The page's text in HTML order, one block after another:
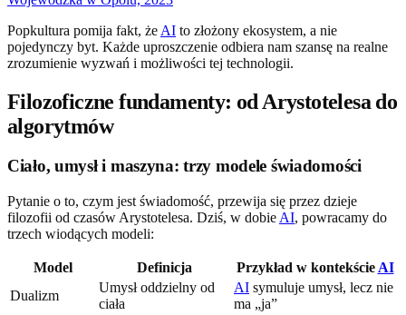
Popkultura pomija fakt, że AI to złożony ekosystem, a nie
pojedynczy byt. Każde uproszczenie odbiera nam szansę na realne
zrozumienie wyzwań i możliwości tej technologii.
Filozoficzne fundamenty: od Arystotelesa do
algorytmów
Ciało, umysł i maszyna: trzy modele świadomości
Pytanie o to, czym jest świadomość, przewija się przez dzieje
filozofii od czasów Arystotelesa. Dziś, w dobie AI, powracamy do
trzech wiodących modeli:
Model Definicja Przykład w kontekście AI
Dualizm
Umysł oddzielny od
ciała
AI symuluje umysł, lecz nie
ma „ja”